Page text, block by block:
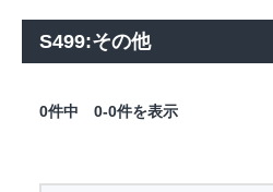
S499:その他
0件中 0-0件を表示